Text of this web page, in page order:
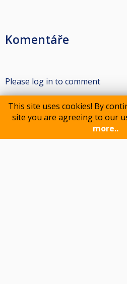
This site uses cookies! By
site you are agreeing to our
more..
Komentáře
Please log in to comment
Participants